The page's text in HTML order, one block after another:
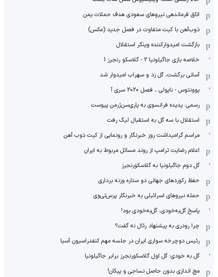
اتاق فرماندهی نیروهای سعودی هدف حملات یمن
ذوب‌آهن با کیت متفاوت در فصل جدید (عکس)
بازگشت امیدوارکننده وینگر استقلال
خلاصه بازی جاگیلونیا 2 - گلاسکو رنجرز 1
آسانی برگشت، گل زد و سهراب امیدوار شد
یوونتوس - ناپولی ، فصل 2020 سری آ
رسمی: پدیده فرانسوی به پاری‌سن‌ژرمن پیوست
استقلال با سه گل به استقبال لیگ رفت
مراسم گرامیداشت روز خبرنگار و رونمایی از کیت ذوب آهن
اعلام رضایت ترامپ از روند مسائل مربوط به ایران
گل دوم جاگیلونیا به گلاسکورنجرز
حفظ رکوردهای جهانی دو ستاره وزنه برداری
حمله نیروهای اسرائیلی به خبرنگار پرس‌تی‌وی
پاسخ گل‌به‌خودی، گل‌به‌خودی بود!
چرا رودری به پیشنهاد رئال نه گفت؟
رئیس دوچرخه سواری ایران در جلسه مهم کنفدراسیون آسیا
گل به خودی؛ گل اول گلاسکورنجرز برابر جاگیلونیا
مچ اندازی بدون حاصل نساجی و پیکان!